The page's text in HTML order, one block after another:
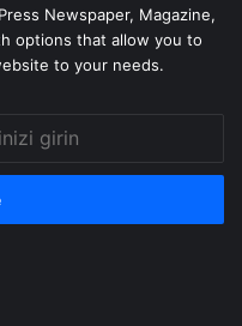
Newspaper, Magazine,
options that allow you to
to your needs.